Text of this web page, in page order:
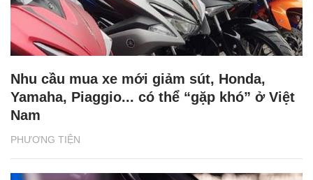
PHƯƠNG TIỆN
Nhu cầu mua xe mới giảm sút, Honda,
Yamaha, Piaggio... có thể “gặp khó” ở Việt
Nam